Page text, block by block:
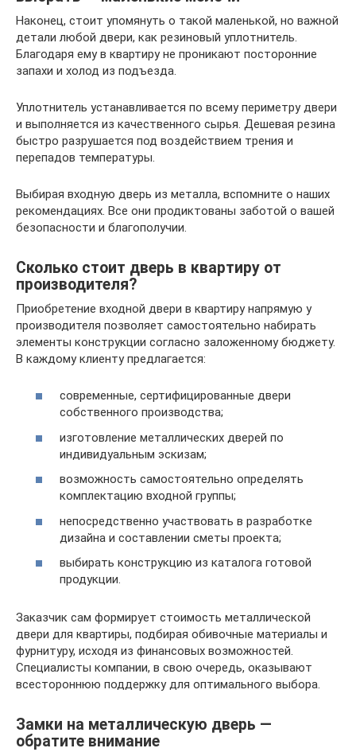
Наконец, стоит упомянуть о такой маленькой, но важной
детали любой двери, как резиновый уплотнитель.
Благодаря ему в квартиру не проникают посторонние
запахи и холод из подъезда.
Уплотнитель устанавливается по всему периметру двери
и выполняется из качественного сырья. Дешевая резина
быстро разрушается под воздействием трения и
перепадов температуры.
Выбирая входную дверь из металла, вспомните о наших
рекомендациях. Все они продиктованы заботой о вашей
безопасности и благополучии.
Сколько стоит дверь в квартиру от
производителя?
Приобретение входной двери в квартиру напрямую у
производителя позволяет самостоятельно набирать
элементы конструкции согласно заложенному бюджету.
В каждому клиенту предлагается:
современные, сертифицированные двери
собственного производства;
изготовление металлических дверей по
индивидуальным эскизам;
возможность самостоятельно определять
комплектацию входной группы;
непосредственно участвовать в разработке
дизайна и составлении сметы проекта;
выбирать конструкцию из каталога готовой
продукции.
Заказчик сам формирует стоимость металлической
двери для квартиры, подбирая обивочные материалы и
фурнитуру, исходя из финансовых возможностей.
Специалисты компании, в свою очередь, оказывают
всестороннюю поддержку для оптимального выбора.
Замки на металлическую дверь —
обратите внимание